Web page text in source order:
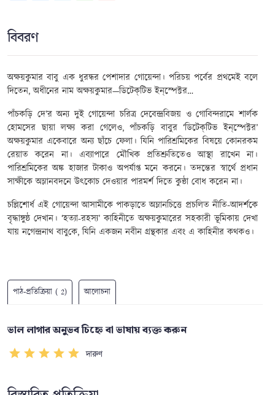
বিবরণ
অক্ষয়কুমার বাবু এক ধুরন্ধর পেশাদার গোয়েন্দা। পরিচয় পর্বের প্রথমেই বলে
দিতেন,অধীনের নাম অক্ষয়কুমার—ডিটেক্‌টিভ ইন্‌স্পেক্টর…
পাঁচকড়ি দে’র অন্য দুই গোয়েন্দা চরিত্র দেবেন্দ্রবিজয় ও গোবিন্দরামে শার্লক
হোমসের ছায়া লক্ষ্য করা গেলেও, পাঁচকড়ি বাবুর ‘ডিটেক্‌টিভ ইন্‌স্পেক্টর’
অক্ষয়কুমার একেবারে অন্য ছাঁচে ফেলা। যিনি পারিশ্রমিকের বিষয়ে কোনরকম
রেয়াত করেন না। এব্যাপারে মৌখিক প্রতিশ্রুতিতেও আস্থা রাখেন না।
পারিশ্রমিকের অঙ্ক হাজার টাকাও অপর্যাপ্ত মনে করনে। তদন্তের স্বার্থে প্রধান
সাক্ষীকে অম্লানবদনে উৎকোচ দেওয়ার পারমর্শ দিতে কুন্ঠা বোধ করেন না।
চল্লিশোর্ধ এই গোয়েন্দা আসামীকে পাকড়াতে অম্লানচিত্তে প্রচলিত নীতি-আদর্শকে
বৃদ্ধাঙ্গুষ্ঠ দেখান। ‘হত্যা-রহস্য’ কাহিনীতে অক্ষয়কুমারের সহকারী ভূমিকায় দেখা
যায়নগেন্দ্রনাথ বাবুকে, যিনি একজননবীন গ্রন্থকার এবং এ কাহিনীর কথকও।
পাঠ-প্রতিক্রিয়া ( 2) আলোচনা
ভাল লাগার অনুভব চিহ্নে বা ভাষায় ব্যক্ত করুন
দারুণ